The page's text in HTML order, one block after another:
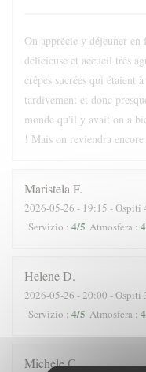
On apprécie y déjeuner
délicieuse et accueil très
crêpes sucrées qui étaient
tardivement et donc
monde qu'il y avait on a
! Mais on reviendra encore
Maristela F
2026-05-26 - 19:15 - Ospiti
Servizio : 4/5 Atmosfera : 4
HeleneD
2026-05-26 - 20:00 - Ospiti
Servizio : 4/5 Atmosfera : 4
MicheleC